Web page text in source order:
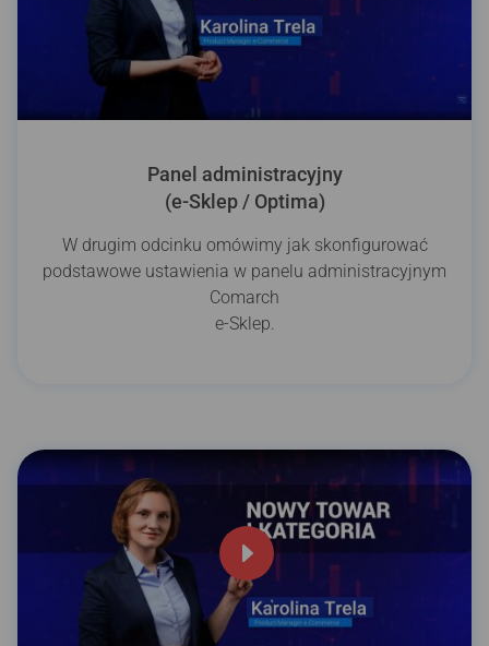
Panel administracyjny
(e-Sklep / Optima)
W drugim odcinku omówimy jak skonfigurować
podstawowe ustawienia w panelu administracyjnym
Comarch
e-Sklep.